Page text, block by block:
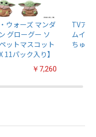
ウォーズ マンダ
グローグー ソ
ットマスコット
11パック入り】
￥7,260
TVア
ムイ』
ちゅる